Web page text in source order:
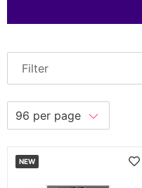
Filter
NEW